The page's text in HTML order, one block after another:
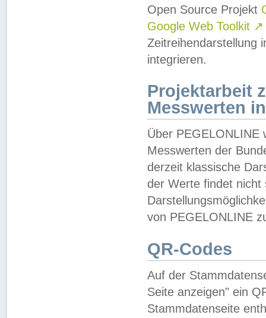
Open Source Projekt
Google Web Toolkit ↗
Zeitreihendarstellung
integrieren.
Projektarbeit
Messwerten
Über PEGELONLINE
Messwerten der
derzeit klassische
der Werte findet
von PEGELONLINE
QR-Codes
Auf der
Seite anzeigen" ein
Stammdatenseite